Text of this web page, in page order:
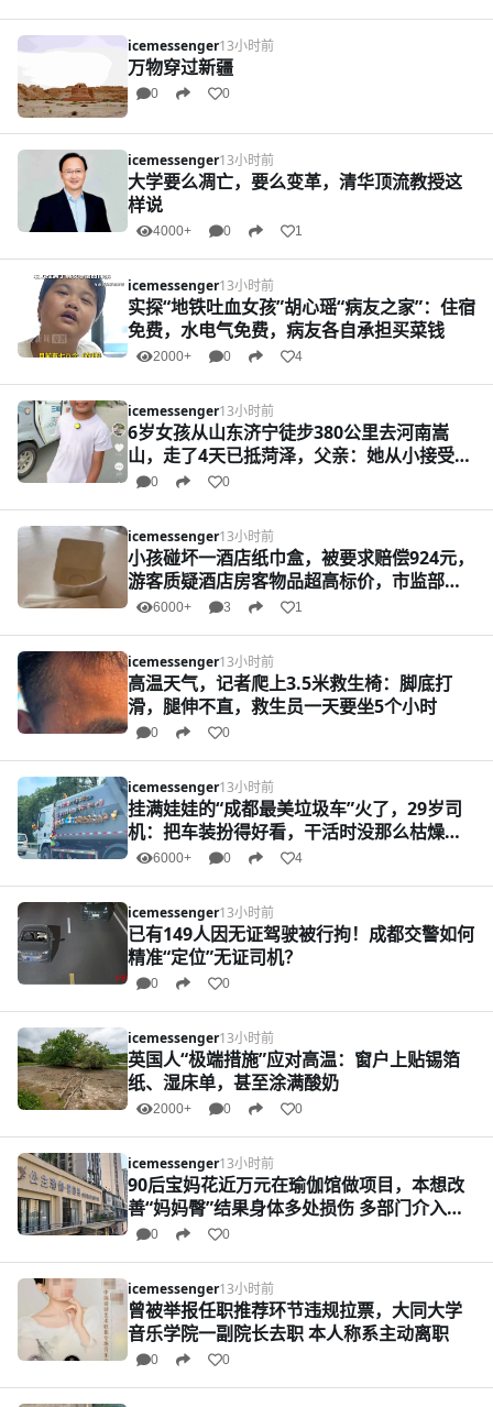
icemessenger13小时前
万物穿过新疆
0 0
icemessenger13小时前
大学要么凋亡，要么变革，清华顶流教授这
样说
4000+ 0 1
icemessenger13小时前
实探“地铁吐血女孩”胡心瑶“病友之家”：住宿
免费，水电气免费，病友各自承担买菜钱
2000+ 0 4
icemessenger13小时前
6岁女孩从山东济宁徒步380公里去河南嵩
山，走了4天已抵菏泽，父亲：她从小接受体
育训练，爬过多座名山
0 0
icemessenger13小时前
小孩碰坏一酒店纸巾盒，被要求赔偿924元，
游客质疑酒店房客物品超高标价，市监部门
回应6000+ 3 1
icemessenger13小时前
高温天气，记者爬上3.5米救生椅：脚底打
滑，腿伸不直，救生员一天要坐5个小时
0 0
icemessenger13小时前
挂满娃娃的“成都最美垃圾车”火了，29岁司
机：把车装扮得好看，干活时没那么枯燥压
抑 6000+ 0 4
icemessenger13小时前
已有149人因无证驾驶被行拘！成都交警如何
精准“定位”无证司机？
0 0
icemessenger13小时前
英国人“极端措施”应对高温：窗户上贴锡箔
纸、湿床单，甚至涂满酸奶
2000+ 0 0
icemessenger13小时前
90后宝妈花近万元在瑜伽馆做项目，本想改
善“妈妈臀”结果身体多处损伤 多部门介入调
查 0 0
icemessenger13小时前
曾被举报任职推荐环节违规拉票，大同大学
音乐学院一副院长去职 本人称系主动离职
0 0